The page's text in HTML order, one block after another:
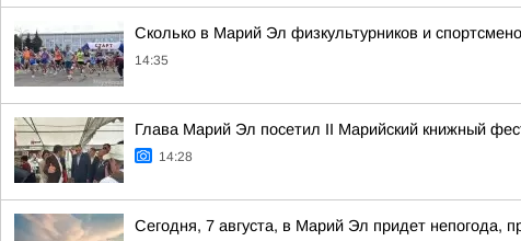
Сколько в Марий Эл физкультурников и
14:35
Глава Марий Эл посетил II Марийский книжный
14:28
Сегодня, 7 августа, в Марий Эл придет непогода,